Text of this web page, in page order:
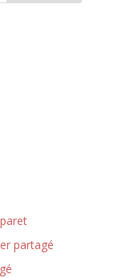
partagé